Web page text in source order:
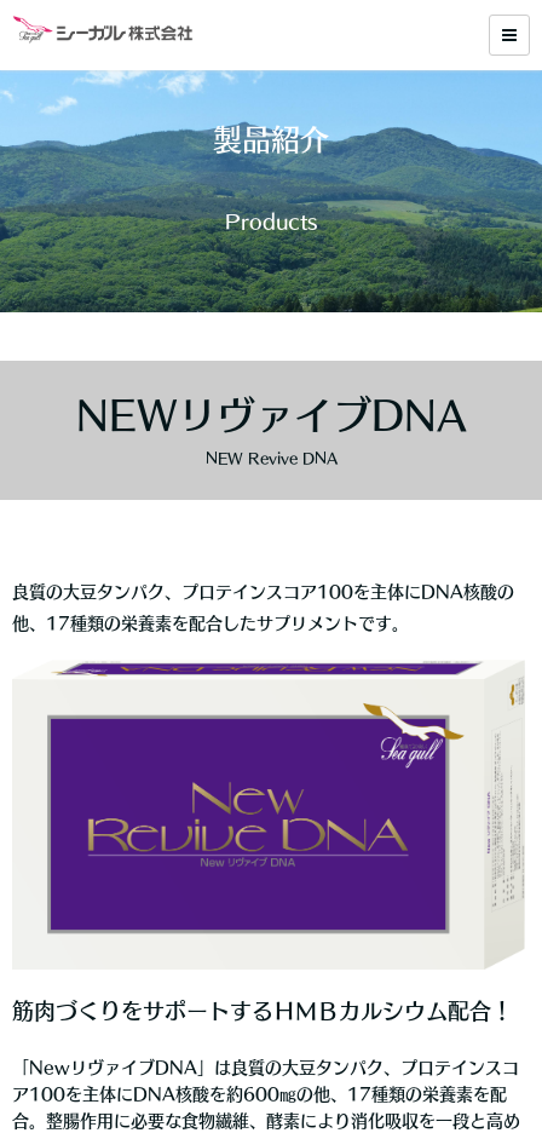
製品紹介
Products
NEWリヴァイブDNA
NEW Revive DNA
良質の大豆タンパク、プロテインスコア100を主体にDNA核酸の
他、17種類の栄養素を配合したサプリメントです。
筋肉づくりをサポートするＨＭＢカルシウム配合！
「NewリヴァイブDNA」は良質の大豆タンパク、プロテインスコ
ア100を主体にDNA核酸を約600㎎の他、17種類の栄養素を配
合。整腸作用に必要な食物繊維、酵素により消化吸収を一段と高め